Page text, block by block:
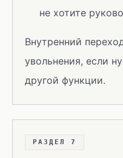
не хотите
Внутренний
увольнения, если
другой функции.
РАЗДЕЛ 7